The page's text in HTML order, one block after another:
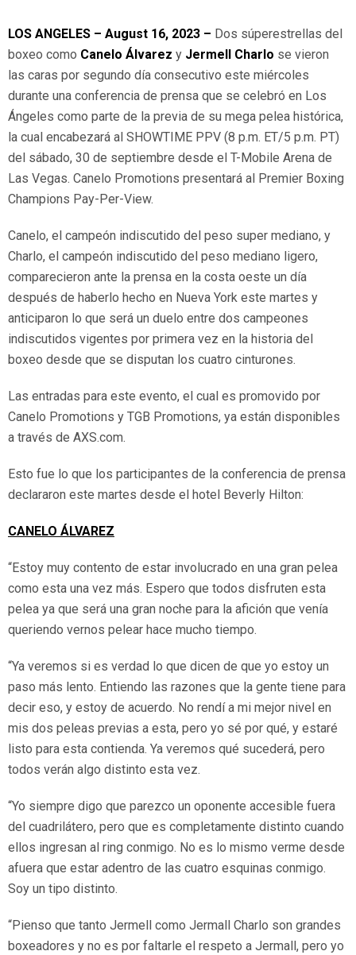
LOS ANGELES – August 16, 2023 – Dos súperestrellas del
boxeo como Canelo Álvarez y Jermell Charlo se vieron
las caras por segundo día consecutivo este miércoles
durante una conferencia de prensa que se celebró en Los
Ángeles como parte de la previa de su mega pelea histórica,
la cual encabezará al SHOWTIME PPV (8 p.m. ET/5 p.m. PT)
del sábado, 30 de septiembre desde el T-Mobile Arena de
Las Vegas. Canelo Promotions presentará al Premier Boxing
Champions Pay-Per-View.
Canelo, el campeón indiscutido del peso super mediano, y
Charlo, el campeón indiscutido del peso mediano ligero,
comparecieron ante la prensa en la costa oeste un día
después de haberlo hecho en Nueva York este martes y
anticiparon lo que será un duelo entre dos campeones
indiscutidos vigentes por primera vez en la historia del
boxeo desde que se disputan los cuatro cinturones.
Las entradas para este evento, el cual es promovido por
Canelo Promotions y TGB Promotions, ya están disponibles
a través de AXS.com.
Esto fue lo que los participantes de la conferencia de prensa
declararon este martes desde el hotel Beverly Hilton:
CANELO ÁLVAREZ
“Estoy muy contento de estar involucrado en una gran pelea
como esta una vez más. Espero que todos disfruten esta
pelea ya que será una gran noche para la afición que venía
queriendo vernos pelear hace mucho tiempo.
“Ya veremos si es verdad lo que dicen de que yo estoy un
paso más lento. Entiendo las razones que la gente tiene para
decir eso, y estoy de acuerdo. No rendí a mi mejor nivel en
mis dos peleas previas a esta, pero yo sé por qué, y estaré
listo para esta contienda. Ya veremos qué sucederá, pero
todos verán algo distinto esta vez.
“Yo siempre digo que parezco un oponente accesible fuera
del cuadrilátero, pero que es completamente distinto cuando
ellos ingresan al ring conmigo. No es lo mismo verme desde
afuera que estar adentro de las cuatro esquinas conmigo.
Soy un tipo distinto.
“Pienso que tanto Jermell como Jermall Charlo son grandes
boxeadores y no es por faltarle el respeto a Jermall, pero yo